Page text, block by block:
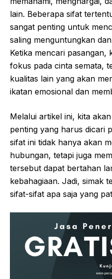
lain. Beberapa sifat
sangat penting untuk
saling menguntungkan
Ketika mencari pasangan,
fokus pada cinta semata,
kualitas lain yang akan
ikatan emosional dan
Melalui artikel ini, kita
penting yang harus dicari
sifat ini tidak hanya akan
hubungan, tetapi juga
tersebut dapat bertahan
kebahagiaan. Jadi, simak
sifat-sifat apa saja yang